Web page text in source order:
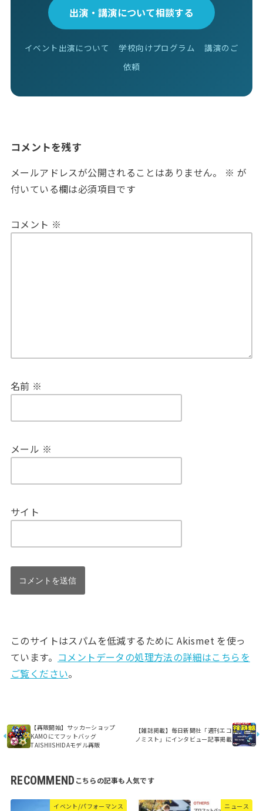
出演・講演について相談する
イベント出演について 学校向けプログラム
講演のご
依頼
コメントを残す
メールアドレスが公開されることはありません。 ※ が
付いている欄は必須項目です
コメント ※
名前 ※
メール ※
サイト
このサイトはスパムを低減するために Akismet を使っ
ています。 コメントデータの処理方法の詳細はこちらを
ご覧ください。
【再販開始】サッカーショップ
KAMOにてフットバッグ
TAISHIISHIDAモデル再販
【雑誌掲載】毎日新聞社「週刊エコ
ノミスト」にインタビュー記事掲載
RECOMMEND
イベント/パフォーマンス ニュース